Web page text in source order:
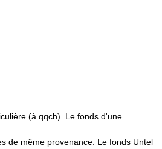
(à qqch). Le fonds d'une
de même provenance. Le fonds Untel